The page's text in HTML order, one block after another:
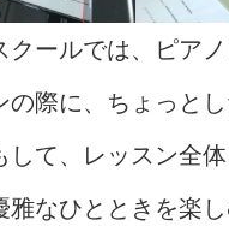
クールでは、ピア
の際に、ちょっと
して、レッスン全体
雅なひとときを楽